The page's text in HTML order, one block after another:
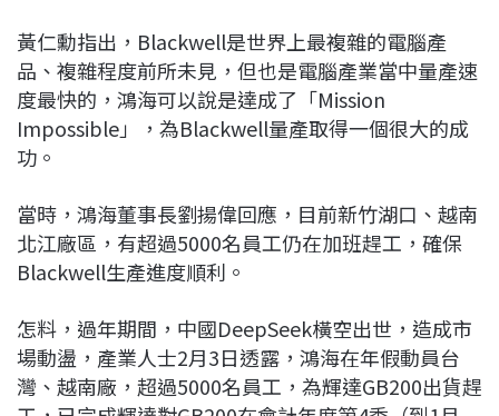
黃仁勳指出，Blackwell是世界上最複雜的電腦產
品、複雜程度前所未見，但也是電腦產業當中量產速
度最快的，鴻海可以說是達成了「Mission
Impossible」，為Blackwell量產取得一個很大的成
功。
當時，鴻海董事長劉揚偉回應，目前新竹湖口、越南
北江廠區，有超過5000名員工仍在加班趕工，確保
Blackwell生產進度順利。
怎料，過年期間，中國DeepSeek橫空出世，造成市
場動盪，產業人士2月3日透露，鴻海在年假動員台
灣、越南廠，超過5000名員工，為輝達GB200出貨趕